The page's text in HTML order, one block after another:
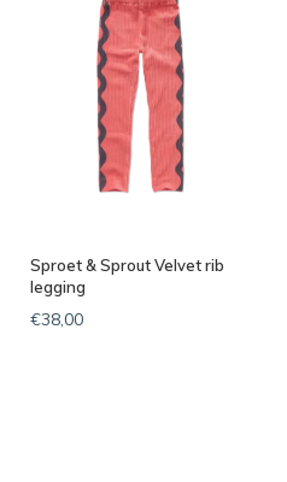
Sproet & Sprout Velvet rib
legging
€38,00